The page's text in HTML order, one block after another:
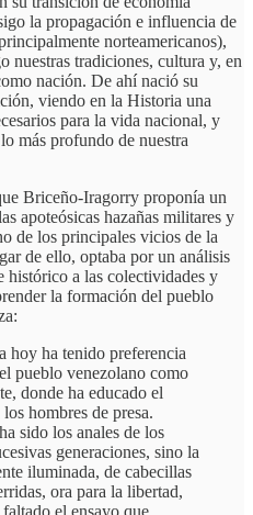
la propagación e influencia de
norteamericanos),
nuestras tradiciones, cultura y, en
nación. De ahí nació su
viendo en la Historia una
para la vida nacional, y
más profundo de nuestra
Briceño-Iragorry proponía un
apoteósicas hazañas militares y
de los principales vicios de la
de ello, optaba por un análisis
histórico a las colectividades y
la formación del pueblo
hoy ha tenido preferencia
pueblo venezolano como
donde ha educado el
hombres de presa.
sido los anales de los
generaciones, sino la
iluminada, de cabecillas
ora para la libertad,
el ensayo que